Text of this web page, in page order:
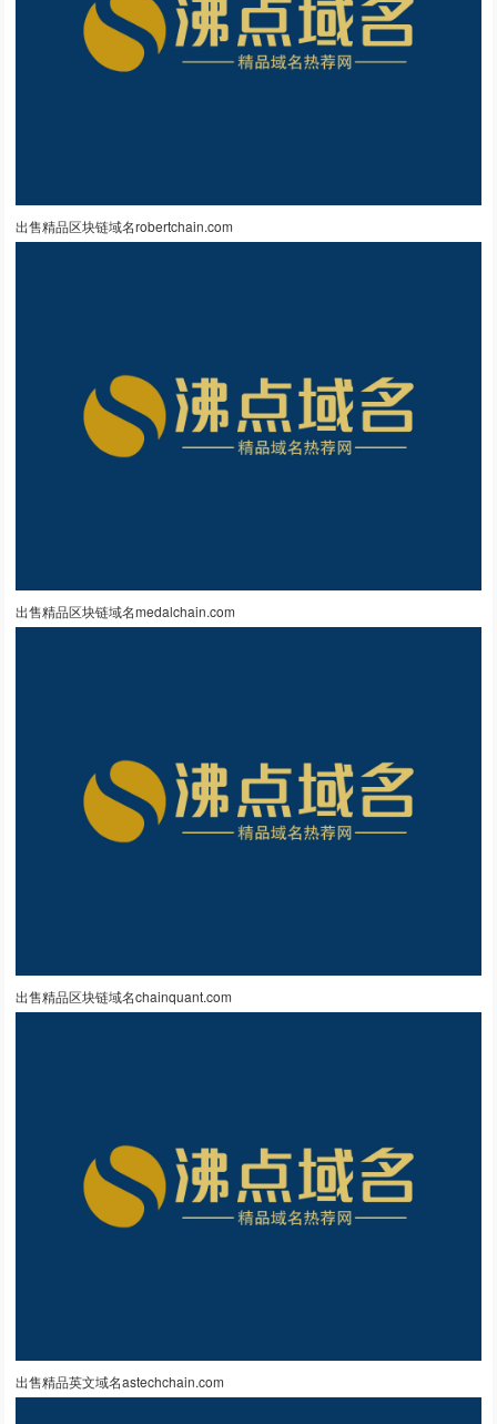
出售精品区块链域名robertchain.com
出售精品区块链域名medalchain.com
出售精品区块链域名chainquant.com
出售精品英文域名astechchain.com